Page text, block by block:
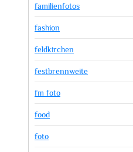
familienfotos
fashion
feldkirchen
festbrennweite
fm foto
food
foto